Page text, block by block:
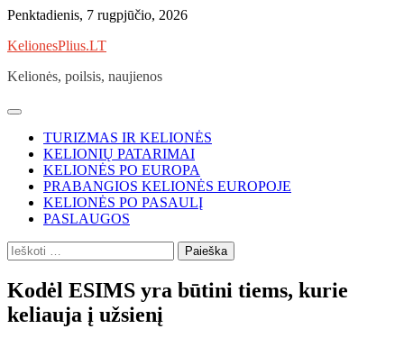
Skip
content
Penktadienis, 7 rugpjūčio, 2026
KelionesPlius.LT
Kelionės, poilsis, naujienos
TURIZMAS IR KELIONĖS
KELIONIŲ PATARIMAI
KELIONĖS PO EUROPA
PRABANGIOS KELIONĖS EUROPOJE
KELIONĖS PO PASAULĮ
PASLAUGOS
Ieškoti:
Kodėl ESIMS yra būtini tiems, kurie
keliauja į užsienį